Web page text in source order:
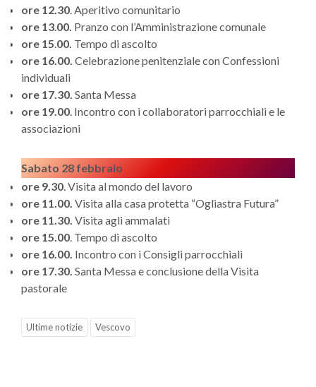
ore 12.30 . Aperitivo comunitario
ore 13 00. Pranzo con l’Amministrazione comunale
ore 15 00. Tempo di ascolto
ore 16.00. Celebrazione penitenziale con Confessioni
individuali
ore 17.30. Santa Messa
ore 19.00 . Incontro con i collaboratori parrocchiali e le
associazioni
Sabato 28 febbraio
ore 9.30 . Visita al mondo del lavoro
ore 11.00. Visita alla casa protetta “Ogliastra Futura”
ore 11.30. Visita agli ammalati
ore 15.00 . Tempo di ascolto
ore 16.00. Incontro con i Consigli parrocchiali
ore 17.30. Santa Messa e conclusione della Visita
pastorale
Ultime notizie Vescovo